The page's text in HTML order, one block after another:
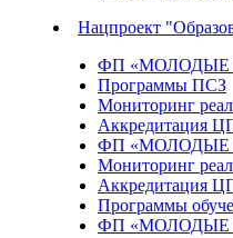
Нацпроект
ФП «МОЛОДЫЕ
Программы ПСЗ
Мониторинг
Аккредитация
ФП «МОЛОДЫЕ
Мониторинг
Аккредитация
Программы
ФП «МОЛОДЫЕ